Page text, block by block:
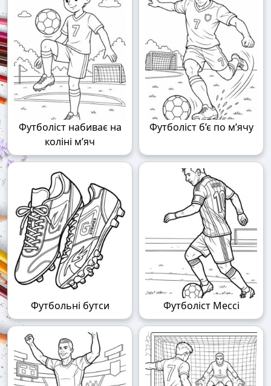
Футболіст набиває на
коліні м’яч
Футболіст б’є по м’ячу
Футбольні бутси Футболіст Мессі